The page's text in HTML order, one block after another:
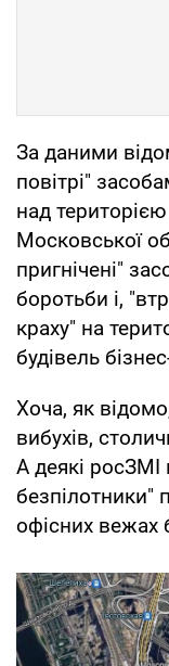
За даними
повітрі"
над
Московської
пригнічені"
боротьби і,
краху" на
будівель
Хоча, як
вибухів,
А деякі росЗМІ
офісних вежах